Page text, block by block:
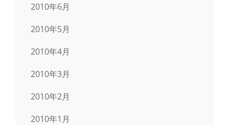
2010年6月
2010年5月
2010年4月
2010年3月
2010年2月
2010年1月